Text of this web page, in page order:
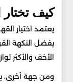
كيف تختار
يعتمد اختيار
يفضل النكهة
الأخف والأكثر
ومن جهة أخرى،